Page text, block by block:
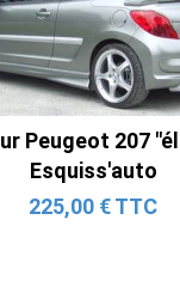
Back Active 4
pour Ford
(2015-2023)
Peugeot 207
Esquiss'auto
225,00 € TTC